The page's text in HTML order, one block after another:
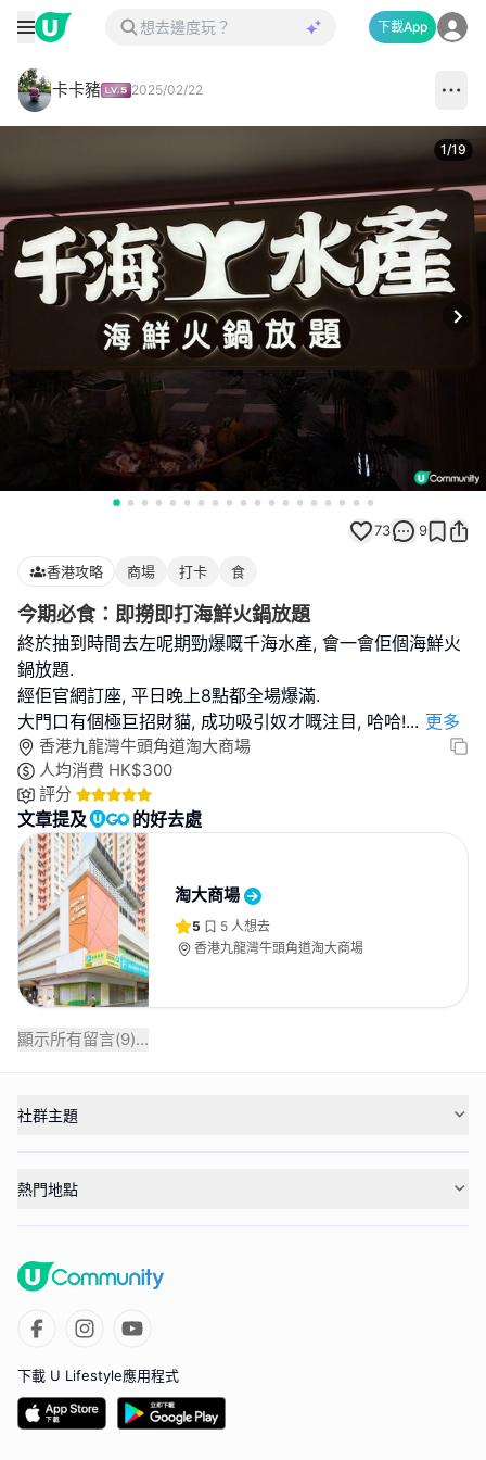
下載App
卡卡豬 2025/02/22
1/19
73 9
香港攻略 商場 打卡 食
今期必食：即撈即打海鮮火鍋放題
終於抽到時間去左呢期勁爆嘅千海水產, 會一會佢個海鮮火
鍋放題.
經佢官網訂座, 平日晚上8點都全場爆滿.
大門口有個極巨招財貓, 成功吸引奴才嘅注目, 哈哈!... 更多
香港九龍灣牛頭角道淘大商場
人均消費 HK$300
評分
文章提及 的好去處
淘大商場
5 5 人想去
香港九龍灣牛頭角道淘大商場
顯示所有留言(9)...
社群主題
熱門地點
下載 U Lifestyle應用程式